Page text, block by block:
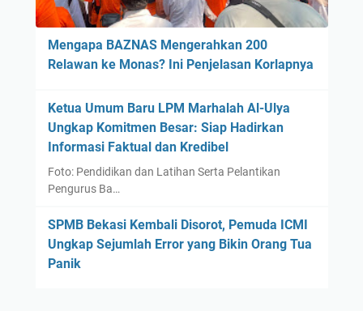
s
t
i
v
l
E
n
t
r
p
r
Mengapa BAZNAS Mengerahkan 200
Relawan ke Monas? Ini Penjelasan Korlapnya
Ketua Umum Baru LPM Marhalah Al-Ulya
Ungkap Komitmen Besar: Siap Hadirkan
Informasi Faktual dan Kredibel
Foto: Pendidikan dan Latihan Serta Pelantikan
Pengurus Ba…
SPMB Bekasi Kembali Disorot, Pemuda ICMI
Ungkap Sejumlah Error yang Bikin Orang Tua
Panik